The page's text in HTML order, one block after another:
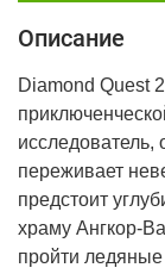
Описание
Diamond Quest
исследователь,
переживает
предстоит
храму Ангкор-
пройти